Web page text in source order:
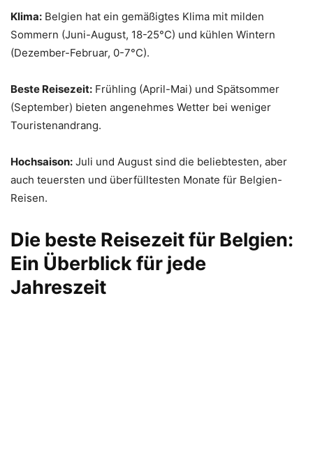
Klima: Belgien hat ein gemäßigtes Klima mit milden
Sommern (Juni-August, 18-25°C) und kühlen Wintern
(Dezember-Februar, 0-7°C).
Beste Reisezeit: Frühling (April-Mai) und Spätsommer
(September) bieten angenehmes Wetter bei weniger
Touristenandrang.
Hochsaison: Juli und August sind die beliebtesten, aber
auch teuersten und überfülltesten Monate für Belgien-
Reisen.
Die beste Reisezeit für Belgien:
Ein Überblick für jede
Jahreszeit